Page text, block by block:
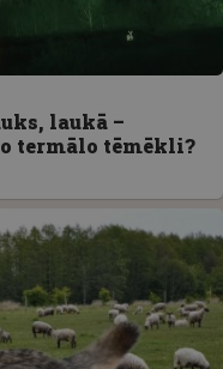
laukā –
termālo tēmēkli?